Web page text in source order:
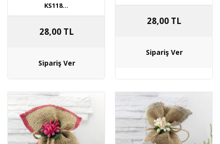
KS118...
28,00 TL
28,00 TL